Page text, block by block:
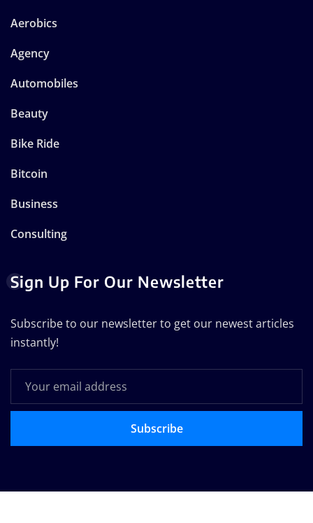
Aerobics
Agency
Automobiles
Beauty
Bike Ride
Bitcoin
Business
Consulting
Sign Up For Our Newsletter
Subscribe to our newsletter to get our newest articles
instantly!
Subscribe